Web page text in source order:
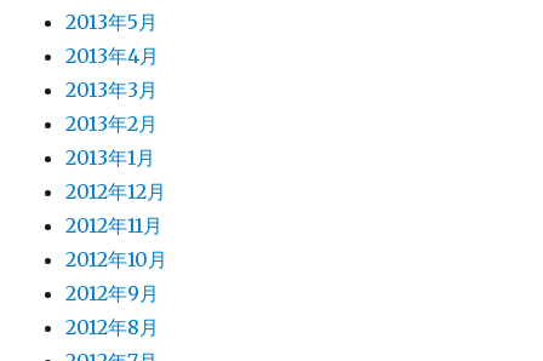
2013年5月
2013年4月
2013年3月
2013年2月
2013年1月
2012年12月
2012年11月
2012年10月
2012年9月
2012年8月